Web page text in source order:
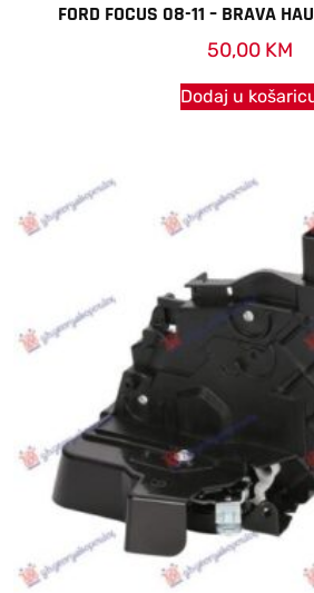
FORD FOCUS 08-11 – BRAVA
50,00 KM
Dodaj u